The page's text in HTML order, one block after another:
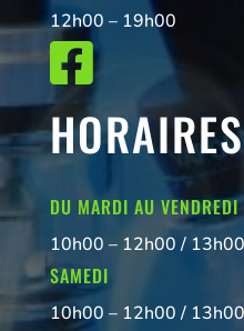
12h00 – 19h00

DU MARDI AU VENDREDI
10h00 – 12h00 /
SAMEDI
10h00 – 12h00 /